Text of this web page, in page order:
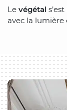
Le végétal
avec la lumière